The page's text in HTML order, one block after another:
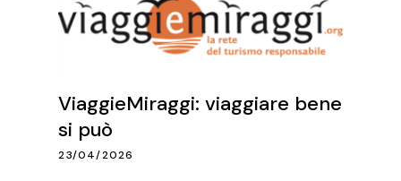
ViaggieMiraggi: viaggiare bene
si può
23/04/2026